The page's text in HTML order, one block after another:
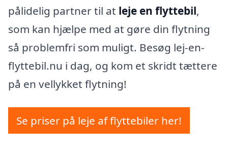
pålidelig partner til at leje en flyttebil,
som kan hjælpe med at gøre din flytning
så problemfri som muligt. Besøg lej-en-
flyttebil.nu i dag, og kom et skridt tættere
på en vellykket flytning!
Se priser på leje af flyttebiler her!